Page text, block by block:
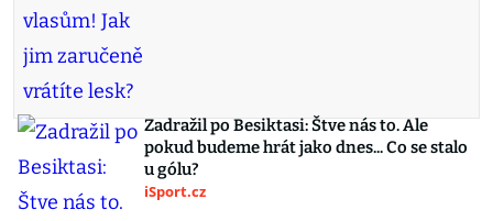
Zadražil po Besiktasi: Štve nás to. Ale
pokud budeme hrát jako dnes... Co se stalo
u gólu?
iSport.cz